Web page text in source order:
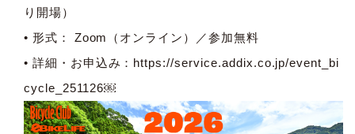
り開場）
• 形式： Zoom（オンライン）／参加無料
• 詳細・お申込み： https://service.addix.co.jp/event_bi
cycle_251126￼